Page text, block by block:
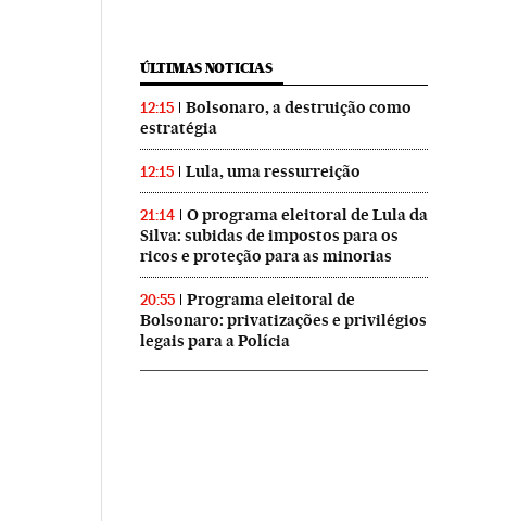
ÚLTIMAS NOTICIAS
12:15
Bolsonaro, a destruição como
estratégia
12:15 Lula, uma ressurreição
21:14
O programa eleitoral de Lula da
Silva: subidas de impostos para os
ricos e proteção para as minorias
20:55
Programa eleitoral de
Bolsonaro: privatizações e privilégios
legais para a Polícia